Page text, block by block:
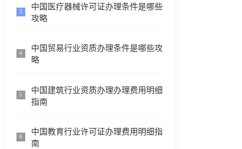
3
中国医疗器械许可证办理条件是哪些
攻略
4
中国贸易行业资质办理条件是哪些攻
略
5
中国建筑行业资质办理办理费用明细
指南
6
中国教育行业许可证办理费用明细指
南